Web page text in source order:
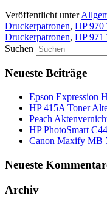
Veröffentlicht unter
Druckerpatronen, HP 970
Druckerpatronen, HP 971
Suchen
Neueste Beiträge
Epson Expression
HP 415A Toner
Peach
HP PhotoSmart
Canon Maxify MB
Neueste
Archiv